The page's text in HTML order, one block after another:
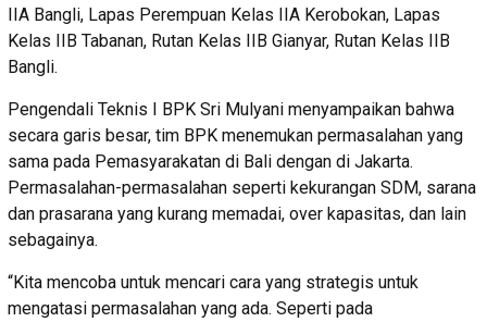
IIA Bangli, Lapas Perempuan Kelas IIA Kerobokan, Lapas
Kelas IIB Tabanan, Rutan Kelas IIB Gianyar, Rutan Kelas IIB
Bangli.
Pengendali Teknis I BPK Sri Mulyani menyampaikan bahwa
secara garis besar, tim BPK menemukan permasalahan yang
sama pada Pemasyarakatan di Bali dengan di Jakarta.
Permasalahan-permasalahan seperti kekurangan SDM, sarana
dan prasarana yang kurang memadai, over kapasitas, dan lain
sebagainya.
“Kita mencoba untuk mencari cara yang strategis untuk
mengatasi permasalahan yang ada. Seperti pada